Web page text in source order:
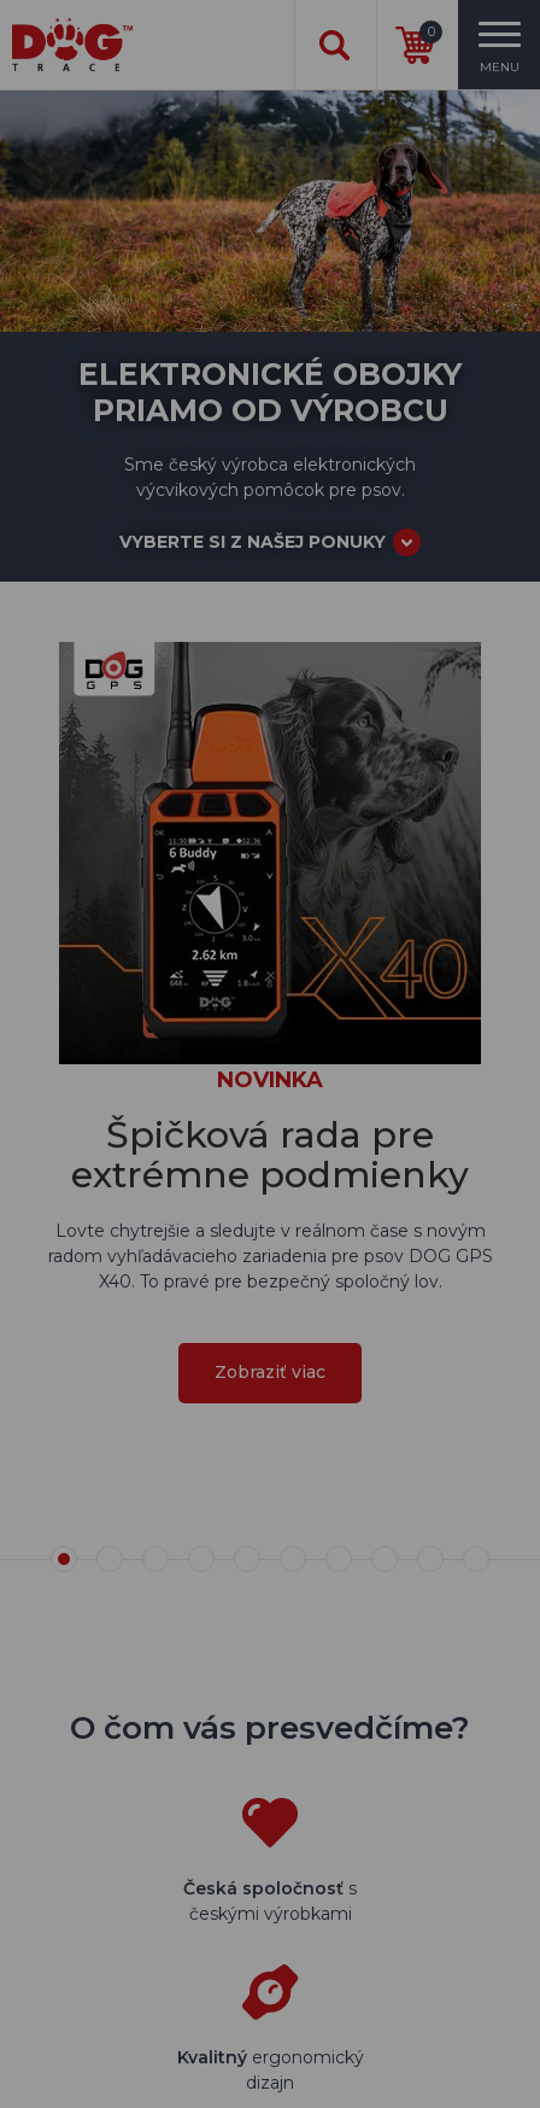
0
MENU
ELEKTRONICKÉ OBOJKY
PRIAMO OD VÝROBCU
Sme český výrobca elektronických
výcvikových pomôcok pre psov.
VYBERTE SI Z NAŠEJ PONUKY
NOVINKA
Špičková rada pre
extrémne podmienky
Lovte chytrejšie a sledujte v reálnom čase s novým
radom vyhľadávacieho zariadenia pre psov DOG GPS
X40. To pravé pre bezpečný spoločný lov.
Zobraziť viac
O čom vás presvedčíme?
Česká spoločnosť s
českými výrobkami
Kvalitný ergonomický
dizajn